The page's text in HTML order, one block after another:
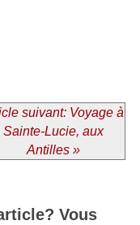
suivant: Voyage à
Sainte-Lucie, aux
Antilles »
Vous